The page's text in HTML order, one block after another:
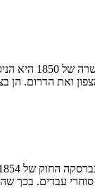
הפשרה של
ואת הדרום. הן
סוחרי עבדים. בכך